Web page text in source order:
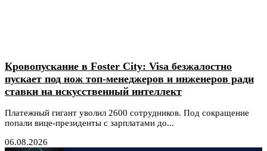
Кровопускание в Foster City: Visa безжалостно
пускает под нож топ-менеджеров и инженеров ради
ставки на искусственный интеллект
Платежный гигант уволил 2600 сотрудников. Под сокращение
попали вице-президенты с зарплатами до...
06.08.2026